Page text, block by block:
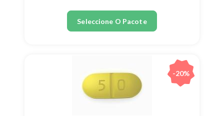
Seleccione O Pacote
-20%